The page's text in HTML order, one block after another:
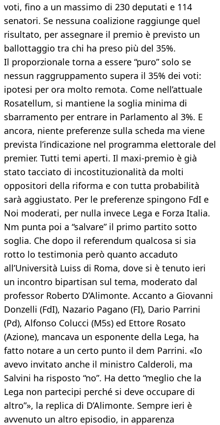
voti, fino a un massimo di 230 deputati e 114
senatori. Se nessuna coalizione raggiunge quel
risultato, per assegnare il premio è previsto un
ballottaggio tra chi ha preso più del 35%.
Il proporzionale torna a essere “puro” solo se
nessun raggruppamento supera il 35% dei voti:
ipotesi per ora molto remota. Come nell’attuale
Rosatellum, si mantiene la soglia minima di
sbarramento per entrare in Parlamento al 3%. E
ancora, niente preferenze sulla scheda ma viene
prevista l’indicazione nel programma elettorale del
premier. Tutti temi aperti. Il maxi-premio è già
stato tacciato di incostituzionalità da molti
oppositori della riforma e con tutta probabilità
sarà aggiustato. Per le preferenze spingono FdI e
Noi moderati, per nulla invece Lega e Forza Italia.
Nm punta poi a “salvare” il primo partito sotto
soglia. Che dopo il referendum qualcosa si sia
rotto lo testimonia però quanto accaduto
all’Università Luiss di Roma, dove si è tenuto ieri
un incontro bipartisan sul tema, moderato dal
professor Roberto D’Alimonte. Accanto a Giovanni
Donzelli (FdI), Nazario Pagano (FI), Dario Parrini
(Pd), Alfonso Colucci (M5s) ed Ettore Rosato
(Azione), mancava un esponente della Lega, ha
fatto notare a un certo punto il dem Parrini. «Io
avevo invitato anche il ministro Calderoli, ma
Salvini ha risposto “no”. Ha detto “meglio che la
Lega non partecipi perché si deve occupare di
altro”», la replica di D’Alimonte. Sempre ieri è
avvenuto un altro episodio, in apparenza